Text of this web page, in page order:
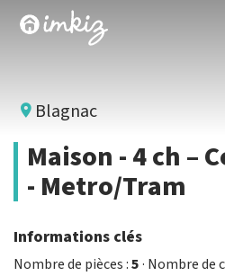
Blagnac
Maison - 4 ch –
- Metro/Tram
Informations clés
Nombre de pièces :5· Nombre de